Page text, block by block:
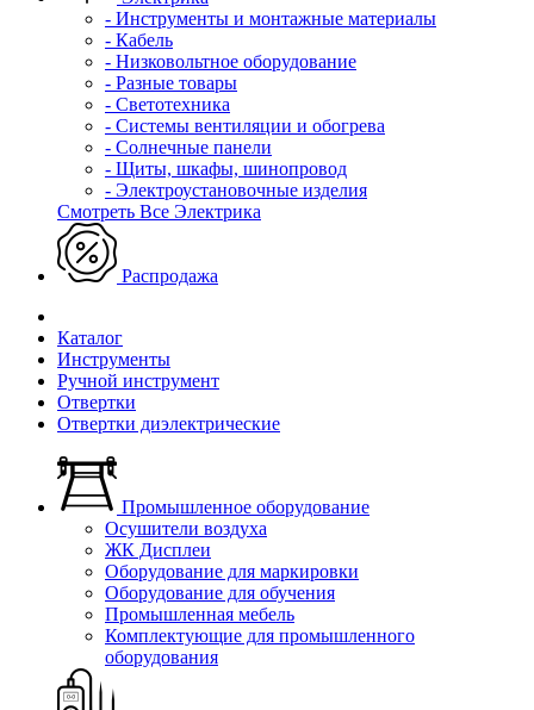
- Инструменты и монтажные материалы
- Кабель
- Низковольтное оборудование
- Разные товары
- Светотехника
- Системы вентиляции и обогрева
- Солнечные панели
- Щиты, шкафы, шинопровод
- Электроустановочные изделия
Смотреть Все Электрика
Распродажа
Каталог
Инструменты
Ручной инструмент
Отвертки
Отвертки диэлектрические
Промышленное оборудование
Осушители воздуха
ЖК Дисплеи
Оборудование для маркировки
Оборудование для обучения
Промышленная мебель
Комплектующие для промышленного
оборудования